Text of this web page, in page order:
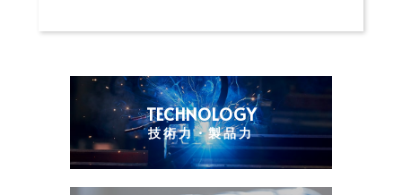
TECHNOLOGY
技術力・製品力